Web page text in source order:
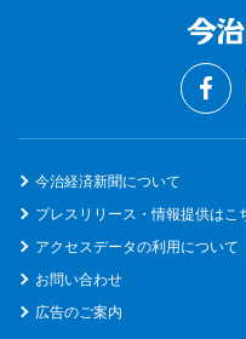
今治経済新聞について
プレスリリース・情報提供はこ
アクセスデータの利用について
お問い合わせ
広告のご案内